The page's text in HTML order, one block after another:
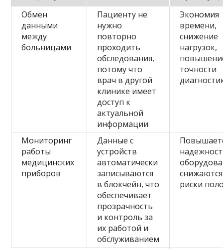
Обмен
данными
между
больницами
Пациенту не
нужно
повторно
проходить
обследования,
потому что
врач в другой
клинике имеет
доступ к
актуальной
информации
Экономия
времени,
снижение
нагрузок,
точности
Мониторинг
работы
медицинских
приборов
Данные с
устройств
автоматически
записываются
в блокчейн, что
обеспечивает
прозрачность
и контроль за
их работой и
обслуживанием
снижаются
риски